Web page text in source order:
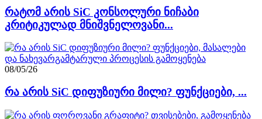
რატომ არის SiC კონსოლური ნიჩაბი
კრიტიკულად მნიშვნელოვანი...
08/05/26
რა არის SiC დიფუზიური მილი? ფუნქციები, ...